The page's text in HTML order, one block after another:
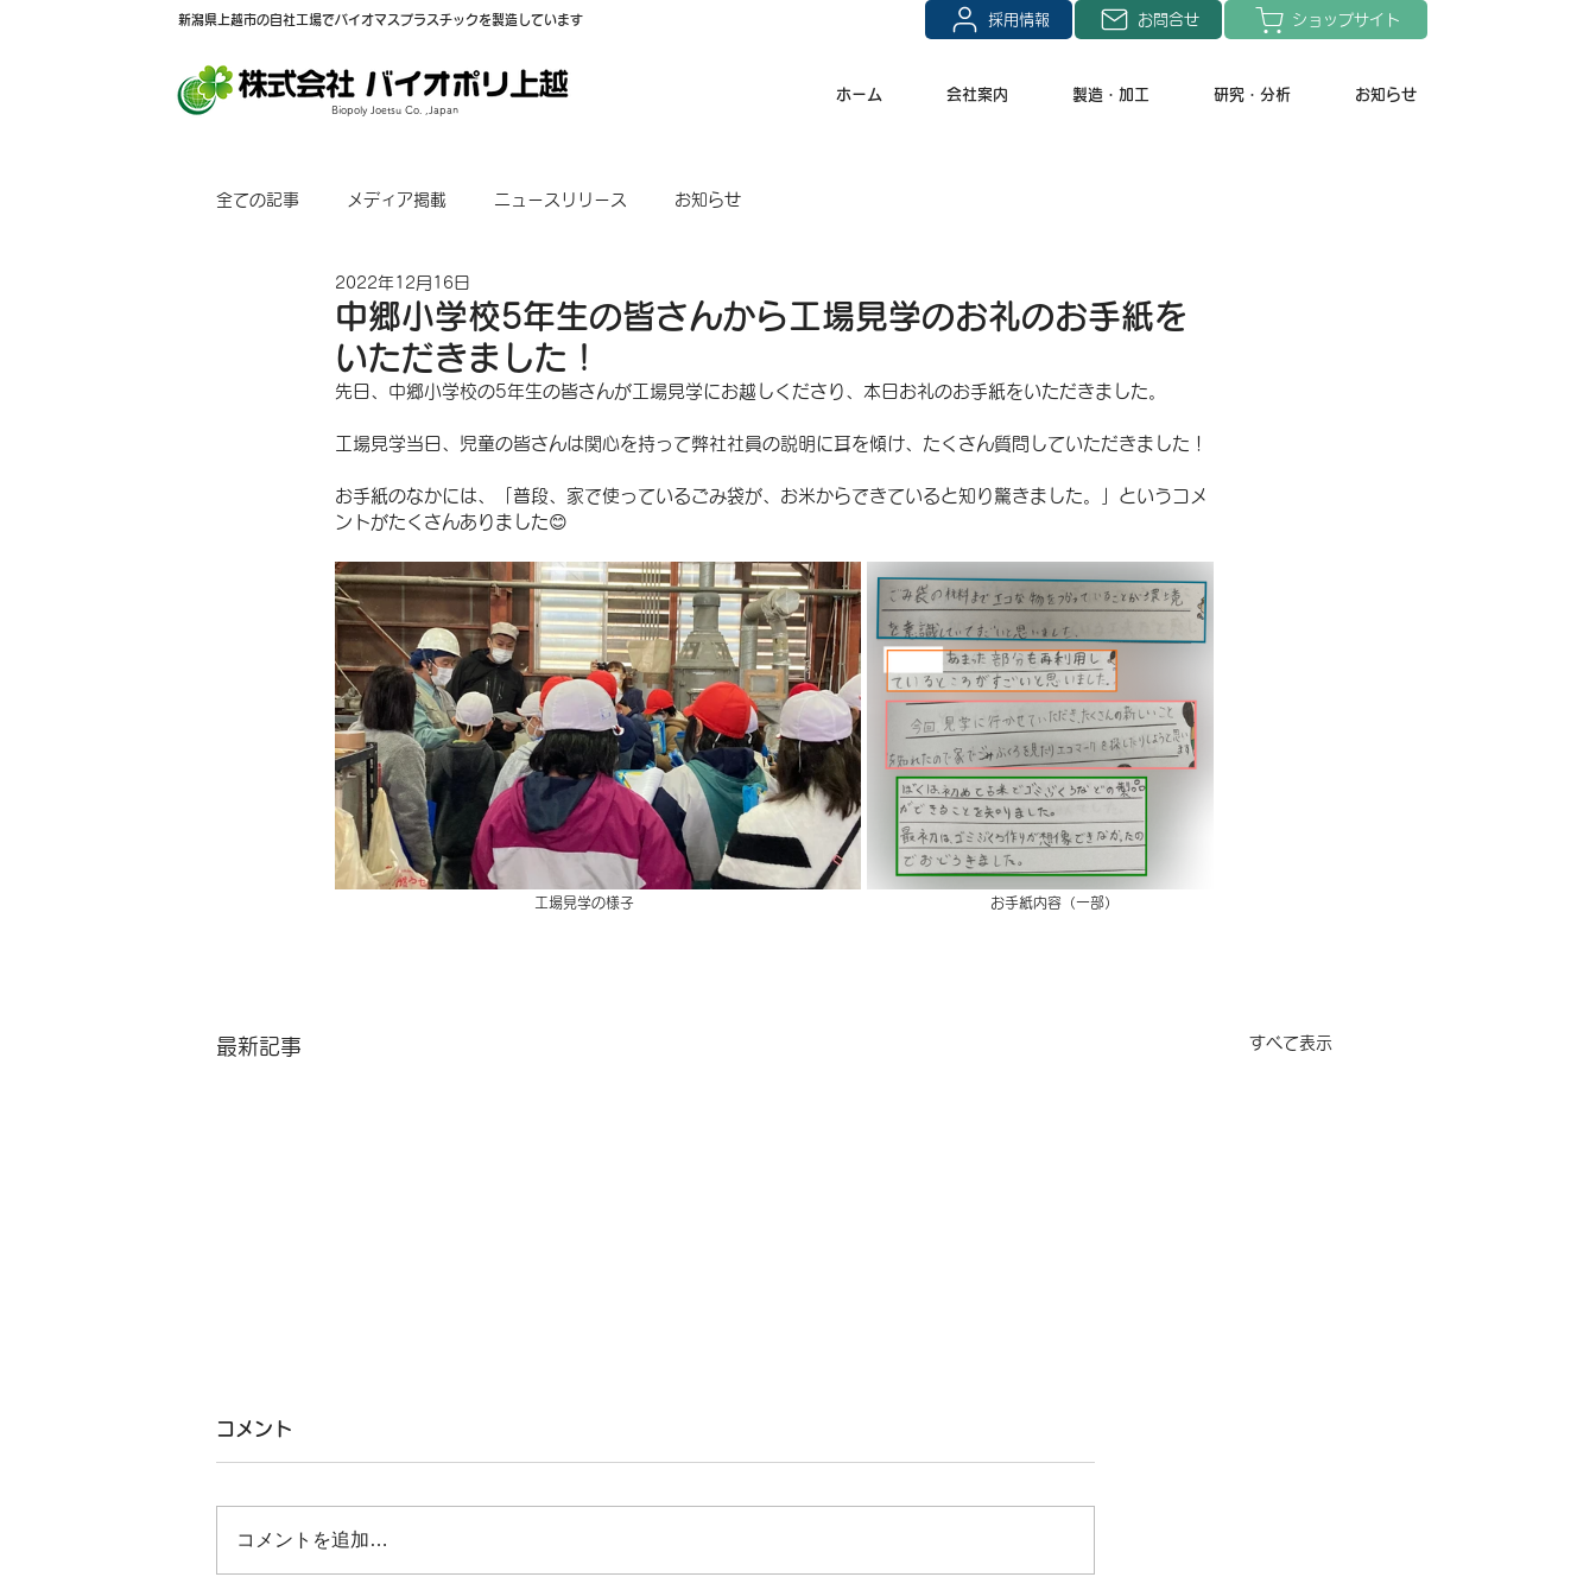
新潟県上越市の自社工場でバイオマスプラスチックを製造しています
Biopoly Joetsu Co. ,Japan
採用情報 お問合せ ショップサイト
ホーム 会社案内 製造・加工 研究・分析 お知らせ
全ての記事 メディア掲載 ニュースリリース お知らせ
中郷小学校5年生の皆さんから工場見学のお礼のお手紙を
いただきました！
2022年12月16日
先日、中郷小学校の5年生の皆さんが工場見学にお越しくださり、本日お礼のお手紙をいただきました。
工場見学当日、児童の皆さんは関心を持って弊社社員の説明に耳を傾け、たくさん質問していただきました！
お手紙のなかには、「普段、家で使っているごみ袋が、お米からできていると知り驚きました。」というコメ
ントがたくさんありました😊
工場見学の様子　　　　　　　　　　　　　　　　　　　　　　　　　お手紙内容（一部）
最新記事 すべて表示
員）に就任
コメント
コメントを追加…